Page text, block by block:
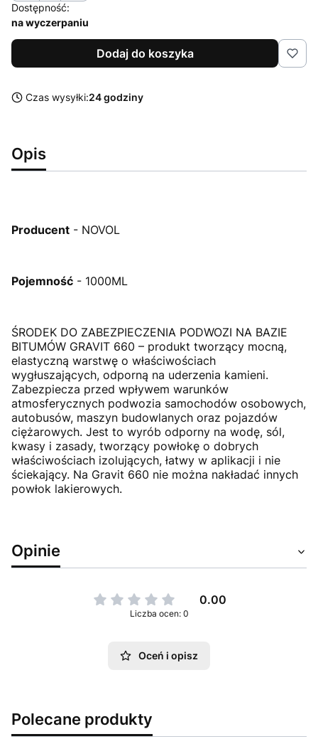
Dostępność:
na wyczerpaniu
Dodaj do koszyka
Czas wysyłki:24 godziny
Opis
Producent - NOVOL
Pojemność - 1000ML
ŚRODEK DO ZABEZPIECZENIA PODWOZI NA BAZIE
BITUMÓW GRAVIT 660 – produkt tworzący mocną,
elastyczną warstwę o właściwościach
wygłuszających, odporną na uderzenia kamieni.
Zabezpiecza przed wpływem warunków
atmosferycznych podwozia samochodów osobowych,
autobusów, maszyn budowlanych oraz pojazdów
ciężarowych. Jest to wyrób odporny na wodę, sól,
kwasy i zasady, tworzący powłokę o dobrych
właściwościach izolujących, łatwy w aplikacji i nie
ściekający. Na Gravit 660 nie można nakładać innych
powłok lakierowych.
Opinie
0.00
Liczba ocen: 0
Oceń i opisz
Polecane produkty